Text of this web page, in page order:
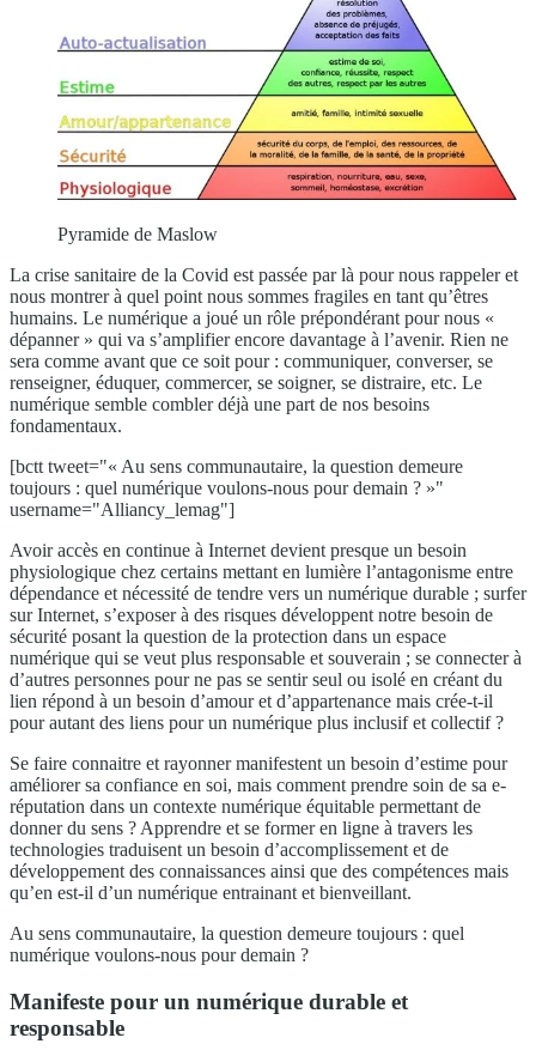
Pyramide de Maslow
La crise sanitaire de la Covid est passée par là pour nous rappeler et
nous montrer à quel point nous sommes fragiles en tant qu’êtres
humains. Le numérique a joué un rôle prépondérant pour nous «
dépanner » qui va s’amplifier encore davantage à l’avenir. Rien ne
sera comme avant que ce soit pour : communiquer, converser, se
renseigner, éduquer, commercer, se soigner, se distraire, etc. Le
numérique semble combler déjà une part de nos besoins
fondamentaux.
[bctt tweet="« Au sens communautaire, la question demeure
toujours : quel numérique voulons-nous pour demain ? »"
username="Alliancy_lemag"]
Avoir accès en continue à Internet devient presque un besoin
physiologique chez certains mettant en lumière l’antagonisme entre
dépendance et nécessité de tendre vers un numérique durable ; surfer
sur Internet, s’exposer à des risques développent notre besoin de
sécurité posant la question de la protection dans un espace
numérique qui se veut plus responsable et souverain ; se connecter à
d’autres personnes pour ne pas se sentir seul ou isolé en créant du
lien répond à un besoin d’amour et d’appartenance mais crée-t-il
pour autant des liens pour un numérique plus inclusif et collectif ?
Se faire connaitre et rayonner manifestent un besoin d’estime pour
améliorer sa confiance en soi, mais comment prendre soin de sa e-
réputation dans un contexte numérique équitable permettant de
donner du sens ? Apprendre et se former en ligne à travers les
technologies traduisent un besoin d’accomplissement et de
développement des connaissances ainsi que des compétences mais
qu’en est-il d’un numérique entrainant et bienveillant.
Au sens communautaire, la question demeure toujours : quel
numérique voulons-nous pour demain ?
Manifeste pour un numérique durable et
responsable